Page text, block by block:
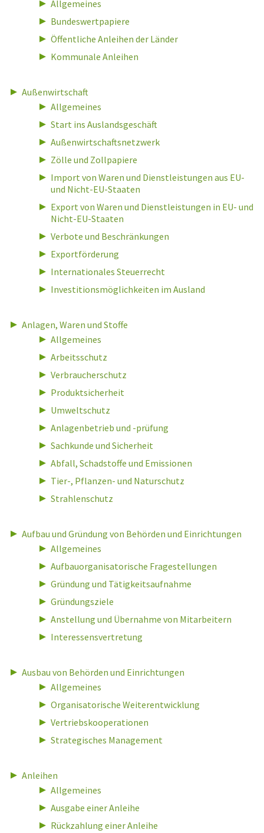
Allgemeines
Bundeswertpapiere
Öffentliche Anleihen der Länder
Kommunale Anleihen
Außenwirtschaft
Allgemeines
Start ins Auslandsgeschäft
Außenwirtschaftsnetzwerk
Zölle und Zollpapiere
Import von Waren und Dienstleistungen aus EU-
und Nicht-EU-Staaten
Export von Waren und Dienstleistungen in EU- und
Nicht-EU-Staaten
Verbote und Beschränkungen
Exportförderung
Internationales Steuerrecht
Investitionsmöglichkeiten im Ausland
Anlagen, Waren und Stoffe
Allgemeines
Arbeitsschutz
Verbraucherschutz
Produktsicherheit
Umweltschutz
Anlagenbetrieb und -prüfung
Sachkunde und Sicherheit
Abfall, Schadstoffe und Emissionen
Tier-, Pflanzen- und Naturschutz
Strahlenschutz
Aufbau und Gründung von Behörden und Einrichtungen
Allgemeines
Aufbauorganisatorische Fragestellungen
Gründung und Tätigkeitsaufnahme
Gründungsziele
Anstellung und Übernahme von Mitarbeitern
Interessensvertretung
Ausbau von Behörden und Einrichtungen
Allgemeines
Organisatorische Weiterentwicklung
Vertriebskooperationen
Strategisches Management
Anleihen
Allgemeines
Ausgabe einer Anleihe
Rückzahlung einer Anleihe